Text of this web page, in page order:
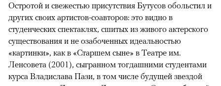
Остротой и свежестью присутствия Бутусов обольстил и
других своих артистов-соавторов: это видно в
студенческих спектаклях, сшитых из живого актерского
существования и не озабоченных идеальностью
«картинки», как в «Старшем сыне» в Театре им.
Ленсовета (2001), сыгранном тогдашними студентами
курса Владислава Пази, в том числе будущей звездой